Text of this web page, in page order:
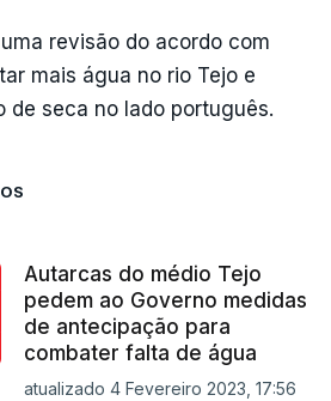
revisão do acordo com
mais água no rio Tejo e
de seca no lado português.
Autarcas do médio Tejo
pedem ao Governo medidas
de antecipação para
combater falta de água
atualizado 4 Fevereiro 2023, 17:56